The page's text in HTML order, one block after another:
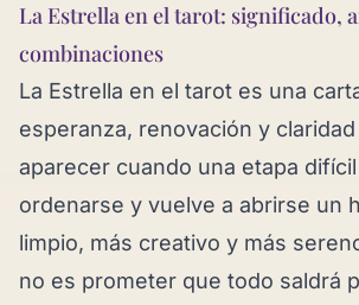
La Estrella en el tarot: significado,
combinaciones
La Estrella en el tarot es una
esperanza, renovación y
aparecer cuando una etapa
ordenarse y vuelve a abrirse un
limpio, más creativo y más
no es prometer que todo saldrá